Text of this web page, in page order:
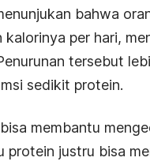
bahwa
kalorinya per hari,
tersebut
sedikit protein.
membantu
protein justru bisa